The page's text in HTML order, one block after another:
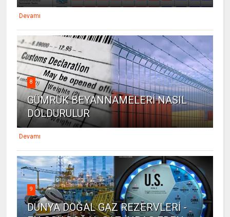
Devamı
8
GÜMRÜK BEYANNAMELERİ NASIL
DOLDURULUR
Devamı
9
DÜNYA DOĞAL GAZ REZERVLERİ -